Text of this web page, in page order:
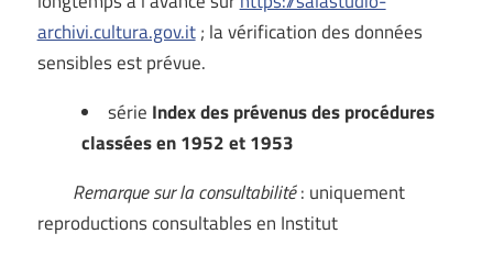
archivi.cultura.gov.it; la vérification des données
sensibles est prévue.
série Index des prévenus des procédures
classées en 1952 et 1953
Remarque sur la consultabilité: uniquement
reproductions consultables en Institut